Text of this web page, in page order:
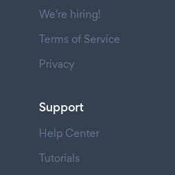
We're hiring!
Terms of Service
Privacy
Support
Help Center
Tutorials